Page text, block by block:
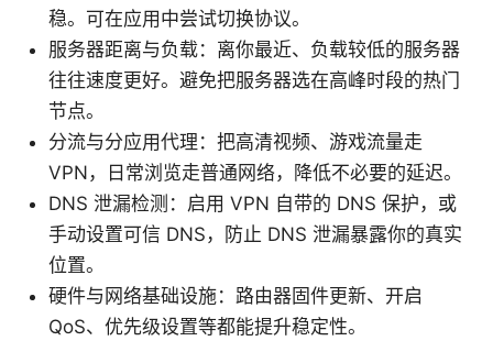
稳。可在应用中尝试切换协议。
服务器距离与负载：离你最近、负载较低的服务器
往往速度更好。避免把服务器选在高峰时段的热门
节点。
分流与分应用代理：把高清视频、游戏流量走
VPN，日常浏览走普通网络，降低不必要的延迟。
DNS 泄漏检测：启用 VPN 自带的 DNS 保护，或
手动设置可信 DNS，防止 DNS 泄漏暴露你的真实
位置。
硬件与网络基础设施：路由器固件更新、开启
QoS、优先级设置等都能提升稳定性。